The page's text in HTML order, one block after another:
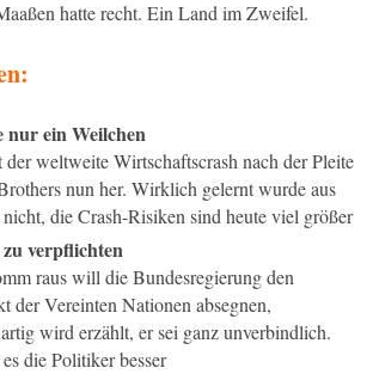
hatte recht. Ein Land im Zweifel.
nur ein Weilchen
der weltweite Wirtschaftscrash nach der Pleite
nun her. Wirklich gelernt wurde aus
nicht, die Crash-Risiken sind heute viel größer
verpflichten
raus will die Bundesregierung den
der Vereinten Nationen absegnen,
wird erzählt, er sei ganz unverbindlich.
die Politiker besser